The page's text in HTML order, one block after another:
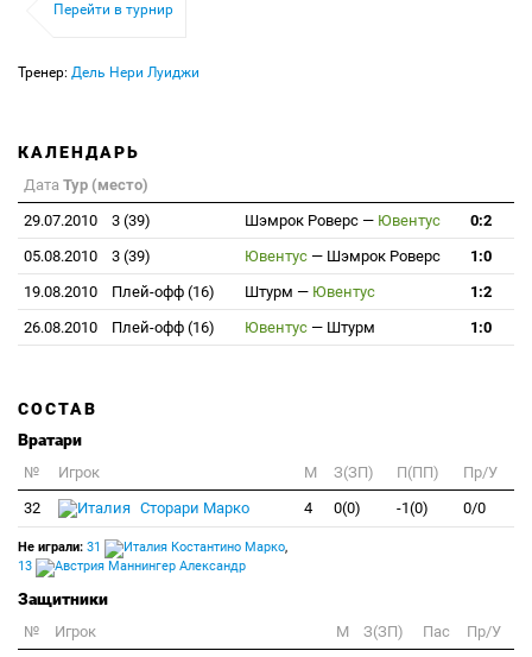
Перейти в турнир
Тренер: Дель Нери Луиджи
КАЛЕНДАРЬ
Дата Тур (место)
29.07.2010
3 (39) Шэмрок Роверс — Ювентус
0:2
05.08.2010
3 (39) Ювентус — Шэмрок Роверс
1:0
19.08.2010
Плей-офф (16) Штурм — Ювентус
1:2
26.08.2010
Плей-офф (16) Ювентус — Штурм 1:0
СОСТАВ
Вратари
№ Игрок M З(ЗП) П(ПП)
Пр/У
32
Сторари Марко 4 0(0) -1(0) 0/0
Не играли: 31 Костантино Марко,
13
Маннингер Александр
Защитники
№ Игрок M З(ЗП) Пас
Пр/У